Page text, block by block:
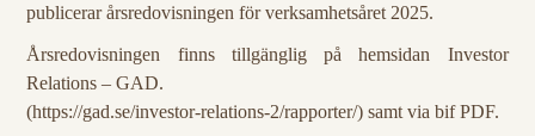
publicerar årsredovisningen för verksamhetsåret 2025.
Årsredovisningen finns tillgänglig på hemsidan Investor
Relations – GAD.
(https://gad.se/investor-relations-2/rapporter/) samt via bif PDF.